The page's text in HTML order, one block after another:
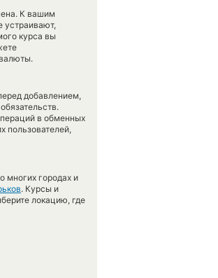
К вашим
устраивают,
курса вы
добавлением,
в обменных
пользователей,
многих городах и
. Курсы и
локацию, где